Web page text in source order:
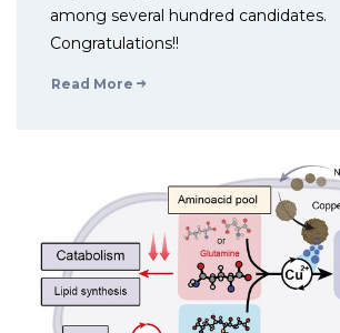
among several hundred candidates.
Congratulations!!
Read More